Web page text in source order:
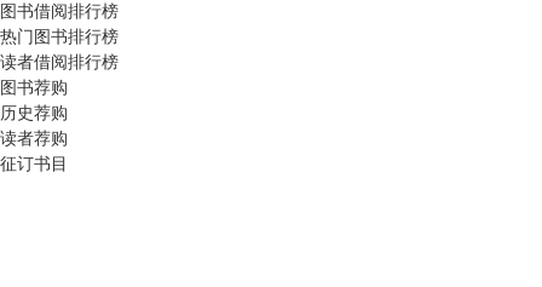
图书借阅排行榜
热门图书排行榜
读者借阅排行榜
图书荐购
历史荐购
读者荐购
征订书目